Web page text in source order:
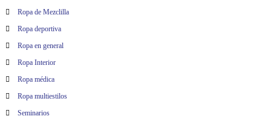
Ropa de Mezclilla
Ropa deportiva
Ropa en general
Ropa Interior
Ropa médica
Ropa multiestilos
Seminarios